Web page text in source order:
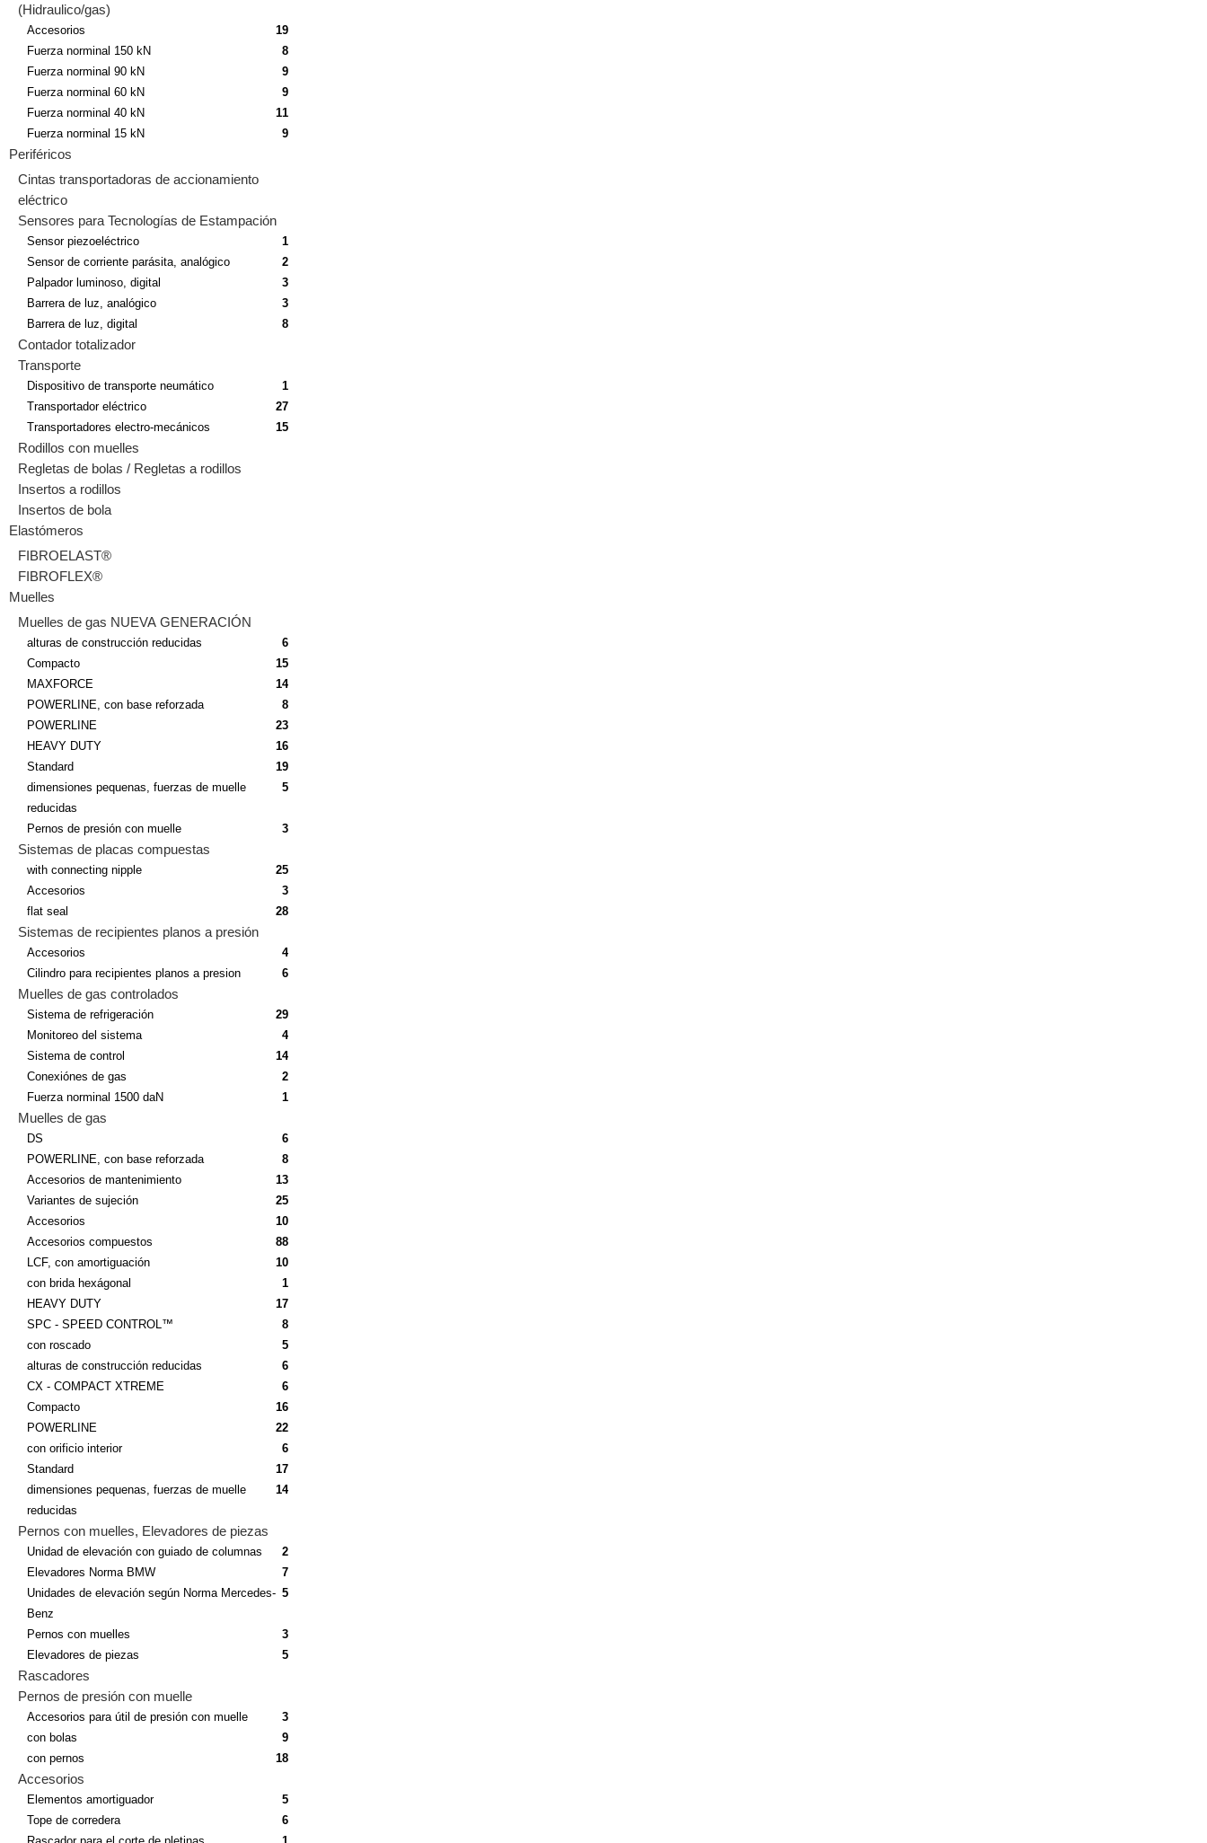
(Hidraulico/gas)
Accesorios
19
Fuerza norminal 150 kN
8
Fuerza norminal 90 kN
9
Fuerza norminal 60 kN
9
Fuerza norminal 40 kN
11
Fuerza norminal 15 kN
9
Periféricos
Cintas transportadoras de accionamiento
eléctrico
Sensores para Tecnologías de Estampación
Sensor piezoeléctrico
1
Sensor de corriente parásita, analógico
2
Palpador luminoso, digital
3
Barrera de luz, analógico
3
Barrera de luz, digital
8
Contador totalizador
Transporte
Dispositivo de transporte neumático
1
Transportador eléctrico
27
Transportadores electro-mecánicos
15
Rodillos con muelles
Regletas de bolas / Regletas a rodillos
Insertos a rodillos
Insertos de bola
Elastómeros
FIBROELAST®
FIBROFLEX®
Muelles
Muelles de gas NUEVA GENERACIÓN
alturas de construcción reducidas
6
Compacto
15
MAXFORCE
14
POWERLINE, con base reforzada
8
POWERLINE
23
HEAVY DUTY
16
Standard
19
dimensiones pequenas, fuerzas de muelle
reducidas
5
Pernos de presión con muelle 3
Sistemas de placas compuestas
with connecting nipple
25
Accesorios
3
flat seal
28
Sistemas de recipientes planos a presión
Accesorios
4
Cilindro para recipientes planos a presion
6
Muelles de gas controlados
Sistema de refrigeración
29
Monitoreo del sistema
4
Sistema de control
14
Conexiónes de gas
2
Fuerza norminal 1500 daN
1
Muelles de gas
DS
6
POWERLINE, con base reforzada
8
Accesorios de mantenimiento
13
Variantes de sujeción
25
Accesorios
10
Accesorios compuestos
88
LCF, con amortiguación
10
con brida hexágonal
1
HEAVY DUTY
17
SPC - SPEED CONTROL™
8
con roscado
5
alturas de construcción reducidas
6
CX - COMPACT XTREME
6
Compacto
16
POWERLINE
22
con orificio interior
6
Standard
17
dimensiones pequenas, fuerzas de muelle
reducidas
14
Pernos con muelles, Elevadores de piezas
Unidad de elevación con guiado de columnas
2
Elevadores Norma BMW
7
Unidades de elevación según Norma Mercedes-
Benz
5
Pernos con muelles
3
Elevadores de piezas
5
Rascadores
Pernos de presión con muelle
Accesorios para útil de presión con muelle
3
con bolas
9
con pernos
18
Accesorios
Elementos amortiguador
5
Tope de corredera
6